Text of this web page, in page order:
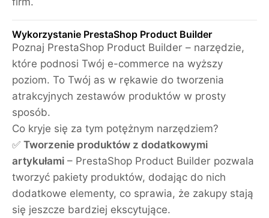
Wykorzystanie PrestaShop Product Builder
Poznaj PrestaShop Product Builder – narzędzie,
które podnosi Twój e-commerce na wyższy
poziom. To Twój as w rękawie do tworzenia
atrakcyjnych zestawów produktów w prosty
sposób.
Co kryje się za tym potężnym narzędziem?
✅ Tworzenie produktów z dodatkowymi
artykułami – PrestaShop Product Builder pozwala
tworzyć pakiety produktów, dodając do nich
dodatkowe elementy, co sprawia, że zakupy stają
się jeszcze bardziej ekscytujące.